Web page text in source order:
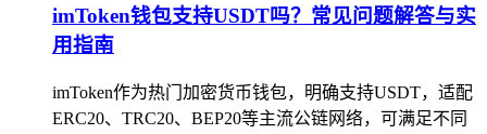
imToken钱包支持USDT吗？常见问题解答与实
用指南
imToken作为热门加密货币钱包，明确支持USDT，适配
ERC20、TRC20、BEP20等主流公链网络，可满足不同